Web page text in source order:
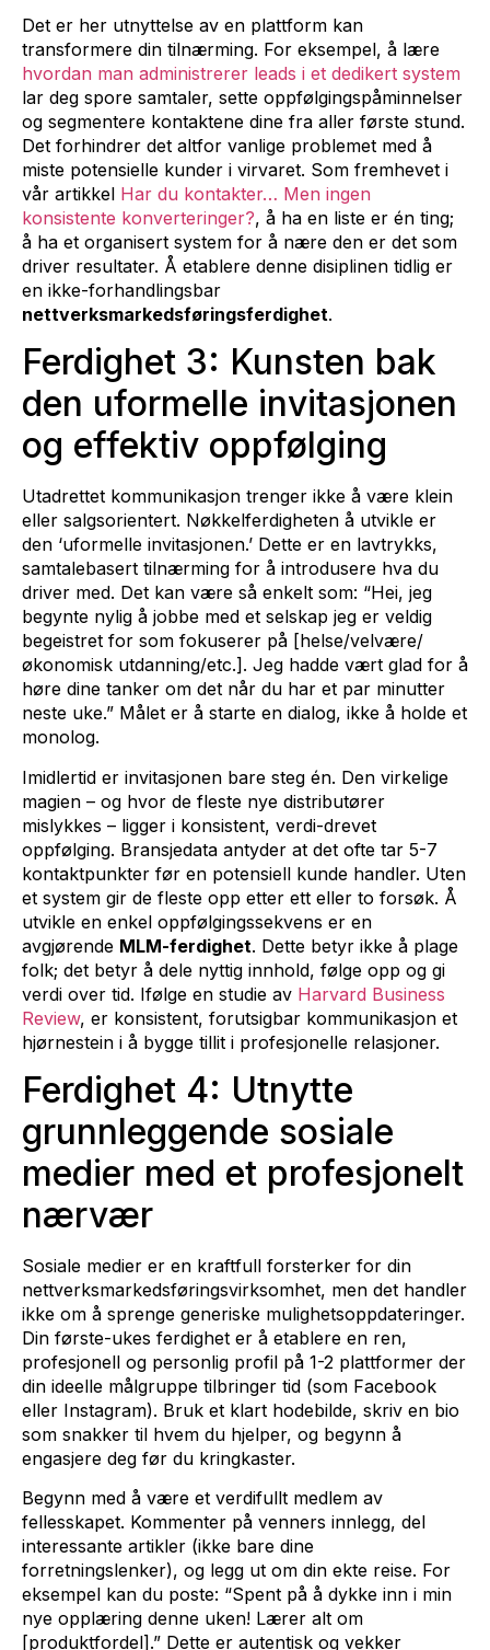
Det er her utnyttelse av en plattform kan
transformere din tilnærming. For eksempel, å lære
hvordan man administrerer leads i et dedikert system
lar deg spore samtaler, sette oppfølgingspåminnelser
og segmentere kontaktene dine fra aller første stund.
Det forhindrer det altfor vanlige problemet med å
miste potensielle kunder i virvaret. Som fremhevet i
vår artikkel Har du kontakter… Men ingen
konsistente konverteringer?, å ha en liste er én ting;
å ha et organisert system for å nære den er det som
driver resultater. Å etablere denne disiplinen tidlig er
en ikke-forhandlingsbar
nettverksmarkedsføringsferdighet.
Ferdighet 3: Kunsten bak
den uformelle invitasjonen
og effektiv oppfølging
Utadrettet kommunikasjon trenger ikke å være klein
eller salgsorientert. Nøkkelferdigheten å utvikle er
den ‘uformelle invitasjonen.’ Dette er en lavtrykks,
samtalebasert tilnærming for å introdusere hva du
driver med. Det kan være så enkelt som: “Hei, jeg
begynte nylig å jobbe med et selskap jeg er veldig
begeistret for som fokuserer på [helse/velvære/
økonomisk utdanning/etc.]. Jeg hadde vært glad for å
høre dine tanker om det når du har et par minutter
neste uke.” Målet er å starte en dialog, ikke å holde et
monolog.
Imidlertid er invitasjonen bare steg én. Den virkelige
magien – og hvor de fleste nye distributører
mislykkes – ligger i konsistent, verdi-drevet
oppfølging. Bransjedata antyder at det ofte tar 5-7
kontaktpunkter før en potensiell kunde handler. Uten
et system gir de fleste opp etter ett eller to forsøk. Å
utvikle en enkel oppfølgingssekvens er en
avgjørende MLM-ferdighet. Dette betyr ikke å plage
folk; det betyr å dele nyttig innhold, følge opp og gi
verdi over tid. Ifølge en studie av Harvard Business
Review, er konsistent, forutsigbar kommunikasjon et
hjørnestein i å bygge tillit i profesjonelle relasjoner.
Ferdighet 4: Utnytte
grunnleggende sosiale
medier med et profesjonelt
nærvær
Sosiale medier er en kraftfull forsterker for din
nettverksmarkedsføringsvirksomhet, men det handler
ikke om å sprenge generiske mulighetsoppdateringer.
Din første-ukes ferdighet er å etablere en ren,
profesjonell og personlig profil på 1-2 plattformer der
din ideelle målgruppe tilbringer tid (som Facebook
eller Instagram). Bruk et klart hodebilde, skriv en bio
som snakker til hvem du hjelper, og begynn å
engasjere deg før du kringkaster.
Begynn med å være et verdifullt medlem av
fellesskapet. Kommenter på venners innlegg, del
interessante artikler (ikke bare dine
forretningslenker), og legg ut om din ekte reise. For
eksempel kan du poste: “Spent på å dykke inn i min
nye opplæring denne uken! Lærer alt om
[produktfordel].” Dette er autentisk og vekker